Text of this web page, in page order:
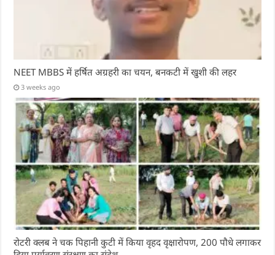
NEET MBBS में हर्षित अग्रहरी का चयन, बनकटी में खुशी की लहर
3 weeks ago
रोटरी क्लब ने चक पिहानी कुटी में किया वृहद वृक्षारोपण, 200 पौधे लगाकर